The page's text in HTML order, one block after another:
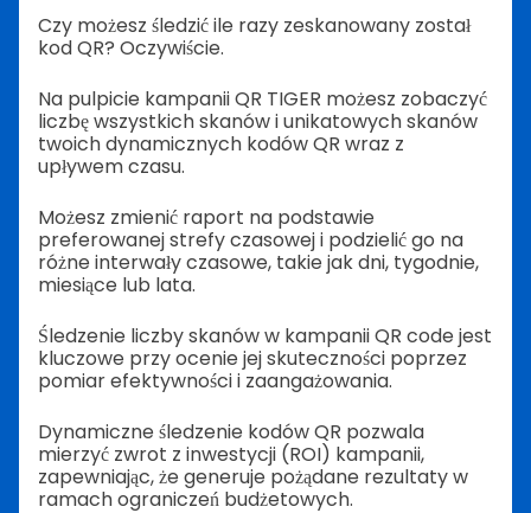
Czy możesz śledzić ile razy zeskanowany został
kod QR? Oczywiście.
Na pulpicie kampanii QR TIGER możesz zobaczyć
liczbę wszystkich skanów i unikatowych skanów
twoich dynamicznych kodów QR wraz z
upływem czasu.
Możesz zmienić raport na podstawie
preferowanej strefy czasowej i podzielić go na
różne interwały czasowe, takie jak dni, tygodnie,
miesiące lub lata.
Śledzenie liczby skanów w kampanii QR code jest
kluczowe przy ocenie jej skuteczności poprzez
pomiar efektywności i zaangażowania.
Dynamiczne śledzenie kodów QR pozwala
mierzyć zwrot z inwestycji (ROI) kampanii,
zapewniając, że generuje pożądane rezultaty w
ramach ograniczeń budżetowych.